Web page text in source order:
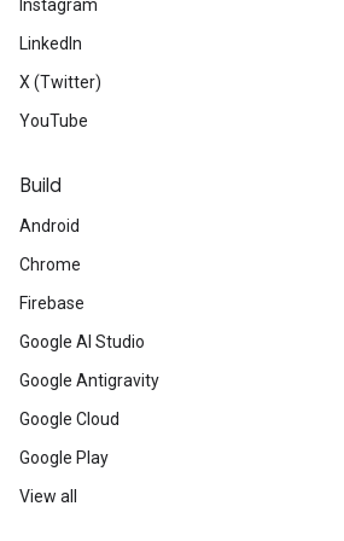
Instagram
LinkedIn
X (Twitter)
YouTube
Build
Android
Chrome
Firebase
Google AI Studio
Google Antigravity
Google Cloud
Google Play
View all